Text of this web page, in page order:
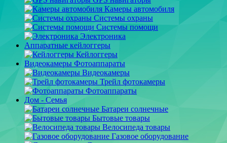
Камеры автомобиля
Системы охраны
Системы помощи
Электроника
Аппаратные кейлоггеры
Кейлоггеры
Видеокамеры Фотоаппараты
Видеокамеры
Трейл фотокамеры
Фотоаппараты
Дом - Семья
Батареи солнечные
Бытовые товары
Велосипеда товары
Газовое оборудование